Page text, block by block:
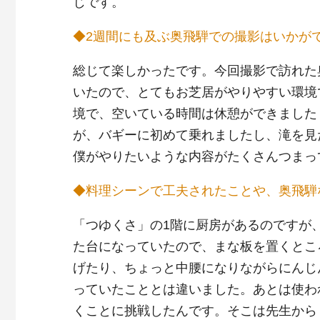
◆2週間にも及ぶ奥飛騨での撮影はいかが
総じて楽しかったです。今回撮影で訪れ
いたので、とてもお芝居がやりやすい環
境で、空いている時間は休憩ができまし
が、バギーに初めて乗れましたし、滝を
僕がやりたいような内容がたくさんつま
◆料理シーンで工夫されたことや、奥飛
「つゆくさ」の1階に厨房があるのです
た台になっていたので、まな板を置くと
げたり、ちょっと中腰になりながらにん
っていたこととは違いました。あとは使
くことに挑戦したんです。そこは先生か